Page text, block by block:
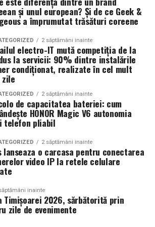
de substante interzise este
impreuna cu lista obiectelor
poate fi consultat pe site-ul oficial
este un festival Orange, sustinut de
la experienta editiei
Jack Daniel’s, Mega
Days, alpro, Transalpina, vitamin
Academia de Studii Economice din
Business School, biciclop,
Athénée Palace, Secom.
disponibile pe summerwell.ro la
a traseului cu HONOR
în aer liber, HONOR Watch 6
HONOR AccuTrack, susținută de
și de un sistem GPS dual-band,
de poziționare oferă informații
trasee în natură sau descoperă zone
chiar și în condiții de umiditate
afecta răspunsul la atingere și
ceasului în timpul
și unul european? Și de ce Geek &
a împrumutat trăsături coreene
2 săptămâni inainte
electro-IT mută competiția de la
la servicii: 90% dintre instalările
condiționat, realizate în cel mult
2 săptămâni inainte
de capacitatea bateriei: cum
HONOR Magic V6 autonomia
telefon pliabil
2 săptămâni inainte
lanseaza o carcasa pentru conectarea
video IP la retele celulare
inainte
Timișoarei 2026, sărbătorită prin
zile de evenimente